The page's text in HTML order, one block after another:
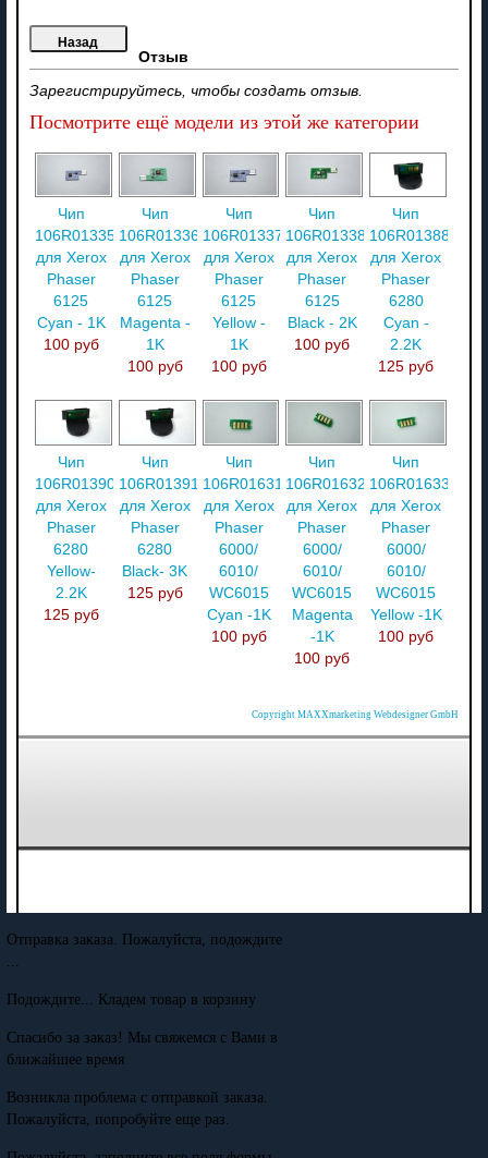
Отзыв
Зарегистрируйтесь, чтобы создать отзыв.
Посмотрите ещё модели из этой же категории
Чип
106R01335
для Xerox
Phaser
6125
Cyan - 1K
100 руб
Чип
106R01336
для Xerox
Phaser
6125
Magenta -
1K
100 руб
Чип
106R01337
для Xerox
Phaser
6125
Yellow -
1K
100 руб
Чип
106R01338
для Xerox
Phaser
6125
Black - 2K
100 руб
Чип
106R01388
для Xerox
Phaser
6280
Cyan -
2.2K
125 руб
Чип
106R01390
для Xerox
Phaser
6280
Yellow-
2.2K
125 руб
Чип
106R01391
для Xerox
Phaser
6280
Black- 3K
125 руб
Чип
106R01631
для Xerox
Phaser
6000/
6010/
WC6015
Cyan -1K
100 руб
Чип
106R01632
для Xerox
Phaser
6000/
6010/
WC6015
Magenta
-1K
100 руб
Чип
106R01633
для Xerox
Phaser
6000/
6010/
WC6015
Yellow -1K
100 руб
Copyright MAXXmarketing Webdesigner GmbH
Отправка заказа. Пожалуйста, подождите
...
Подождите... Кладем товар в корзину
Спасибо за заказ! Мы свяжемся с Вами в
ближайшее время
Возникла проблема с отправкой заказа.
Пожалуйста, попробуйте еще раз.